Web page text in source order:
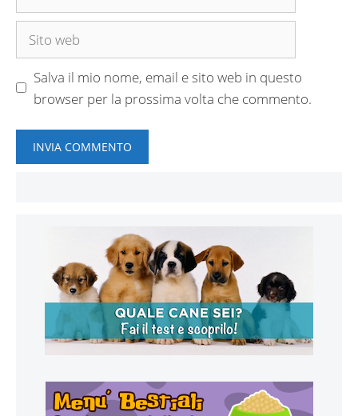
Sito
Salva il mio nome, email e sito web in questo
browser per la prossima volta che commento.